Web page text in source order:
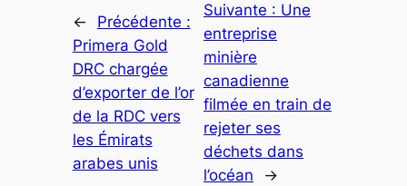
←
Précédente :
Primera Gold
DRC chargée
d’exporter de l’or
de la RDC vers
les Émirats
arabes unis
Suivante : Une
entreprise
minière
canadienne
filmée en train de
rejeter ses
déchets dans
l’océan
→